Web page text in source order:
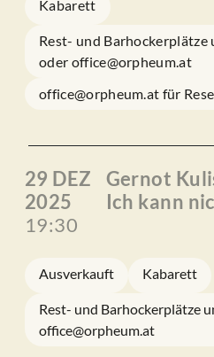
Kabarett
Rest- und
oder office@orpheum.at
office@orpheum.at für
29 DEZ
2025
19:30
Gernot
Ich kann
Ausverkauft Kabarett
Rest- und Barhockerplätze
office@orpheum.at